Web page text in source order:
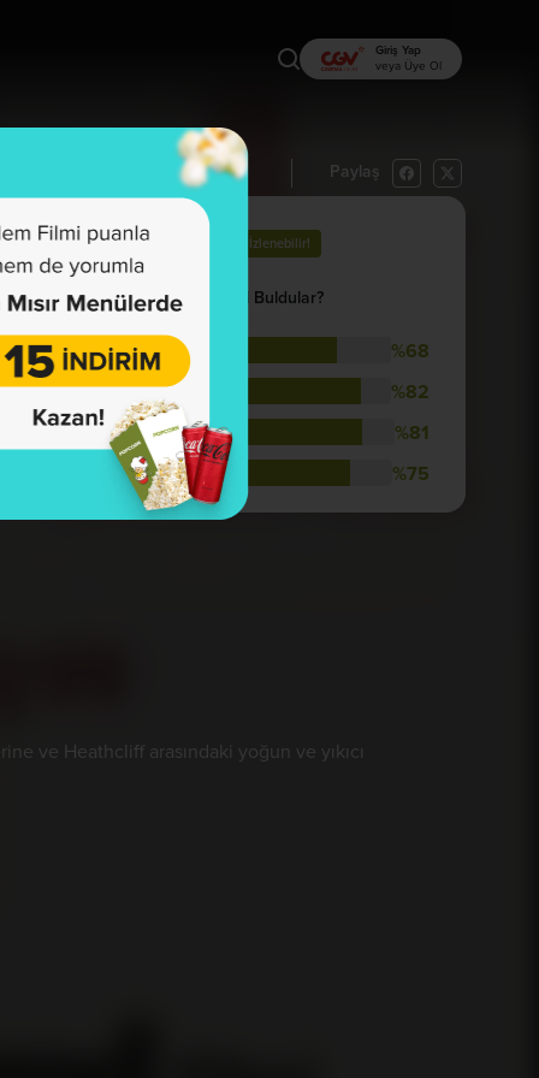
Giriş Yap
veya Üye Ol
İzlemek İstiyorum Paylaş
İzlenebilir!
İzleyenler Nasıl Buldular?
Hikaye %68
Görsellik %82
Müzik %81
Oyunculuk %75
ve Heathcliff arasındaki yoğun ve yıkıcı